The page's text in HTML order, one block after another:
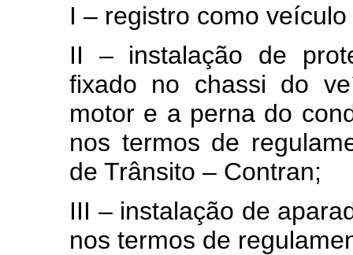
I – registro como
II – instalação de
fixado no chassi do
motor e a perna do
nos termos de
de Trânsito – Contran;
III – instalação de
nos termos de